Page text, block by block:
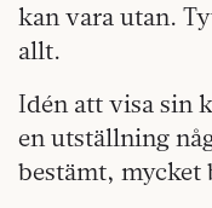
kan vara utan.
allt.
Idén att visa sin
en utställning
bestämt, mycket